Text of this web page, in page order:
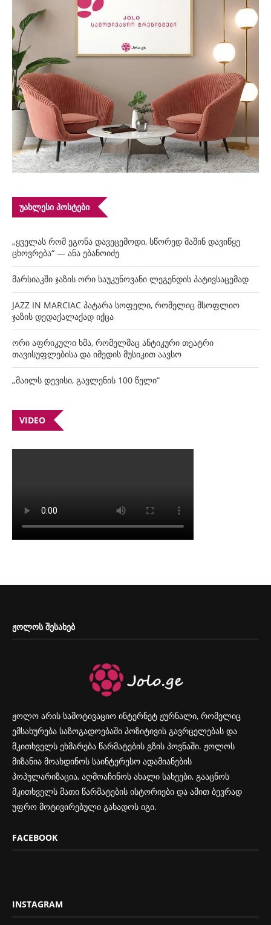
ᲣᲐᲮᲚᲔᲡᲘ ᲞᲝᲡᲢᲔᲑᲘ
„ყველას რომ ეგონა დავეცემოდი, სწორედ მაშინ დავიწყე
ცხოვრება“ — ანა ებანოიძე
მარსიაკში ჯაზის ორი საუკუნოვანი ლეგენდის პატივსაცემად
JAZZ IN MARCIAC პატარა სოფელი, რომელიც მსოფლიო
ჯაზის დედაქალაქად იქცა
ორი აფრიკული ხმა, რომელმაც ანტიკური თეატრი
თავისუფლებისა და იმედის მუსიკით აავსო
„მაილს დევისი, გავლენის 100 წელი“
VIDEO
ᲟᲝᲚᲝᲡ ᲨᲔᲡᲐᲮᲔᲑ
ჟოლო არის სამოტივაციო ინტერნეტ ჟურნალი, რომელიც
ემსახურება საზოგადოებაში პოზიტივის გავრცელებას და
მკითხველს ეხმარება წარმატების გზის პოვნაში. ჟოლოს
მიზანია მოახდინოს საინტერესო ადამიანების
პოპულარიზაცია, აღმოაჩინოს ახალი სახეები, გააცნოს
მკითხველს მათი წარმატების ისტორიები და ამით ბევრად
უფრო მოტივირებული გახადოს იგი.
FACEBOOK
INSTAGRAM